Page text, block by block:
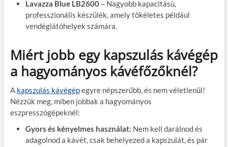
Lavazza Blue LB2600– Nagyobb kapacitású,
professzionális készülék, amely tökéletes például
vendéglátóhelyek számára.
Miért jobb egy kapszulás kávégép
a hagyományos kávéfőzőknél?
A kapszulás kávégépegyre népszerűbb, és nem véletlenül!
Nézzük meg, miben jobbak a hagyományos
eszpresszógépeknél:
Gyors és kényelmes használat: Nem kell darálnod és
adagolnod a kávét, csak behelyezed a kapszulát, és pár